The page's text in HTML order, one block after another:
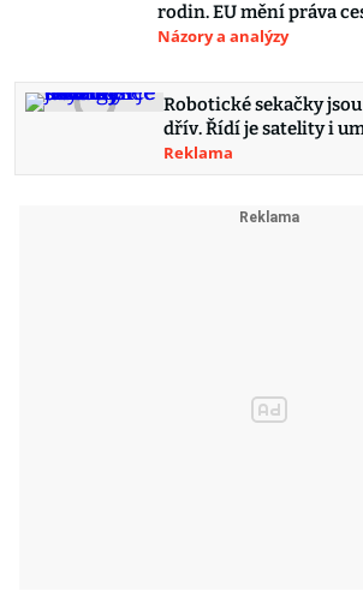
rodin. EU mění práva
Názory a analýzy
Robotické sekačky
dřív. Řídí je satelity i
Reklama